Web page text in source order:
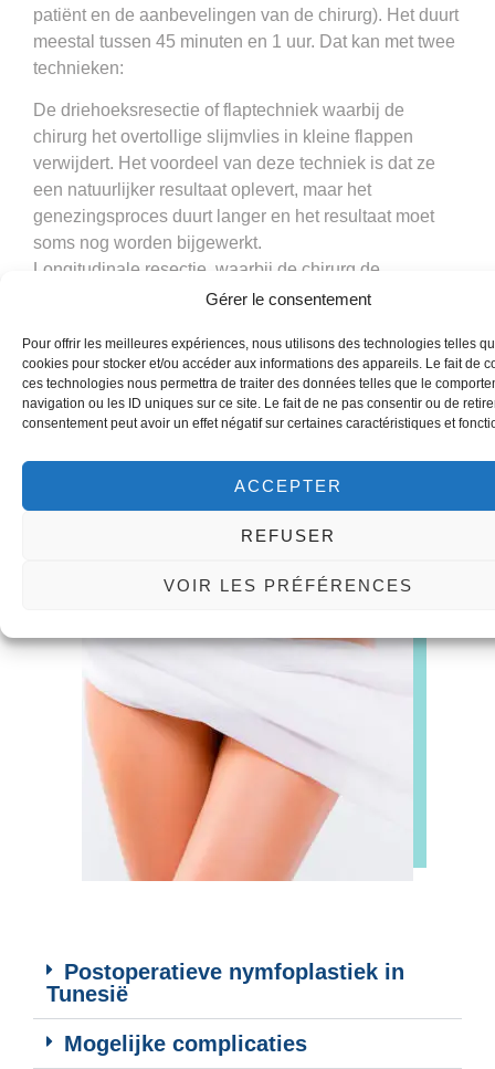
Gérer le consentement
Pour offrir les meilleures expériences, nous utilisons des technologies telles
cookies pour stocker et/ou accéder aux informations des appareils. Le fait de
ces technologies nous permettra de traiter des données telles que le
navigation ou les ID uniques sur ce site. Le fait de ne pas consentir ou de
consentement peut avoir un effet négatif sur certaines caractéristiques et
ACCEPTER
REFUSER
VOIR LES PRÉFÉRENCES
patiënt en de aanbevelingen van de chirurg). Het duurt
meestal tussen 45 minuten en 1 uur. Dat kan met twee
technieken:
De driehoeksresectie of flaptechniek waarbij de
chirurg het overtollige slijmvlies in kleine flappen
verwijdert. Het voordeel van deze techniek is dat ze
een natuurlijker resultaat oplevert, maar het
genezingsproces duurt langer en het resultaat moet
soms nog worden bijgewerkt.
Longitudinale resectie, waarbij de chirurg de
overtollige huid van het slijmvlies verwijdert door in de
techniek is dat de genezing sneller verloopt, maar het
resultaat is minder natuurlijk dan dat van de
driehoeksresectie. Deze techniek wordt vooral gebruikt
wanneer het teveel aan lippen vrij groot is.
voorkeur van de patiënte en haar anatomie.
Postoperatieve nymfoplastiek in
Tunesië
Mogelijke complicaties